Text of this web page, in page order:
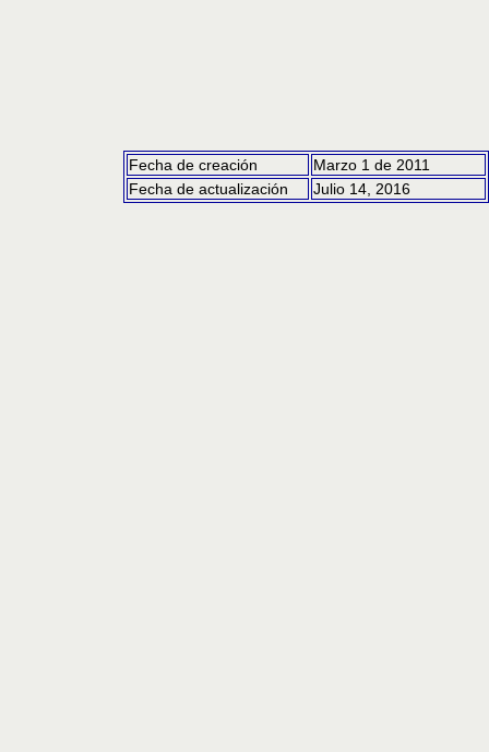
Fecha de creación
Marzo 1 de 2011
Fecha de actualización
Julio 14, 2016